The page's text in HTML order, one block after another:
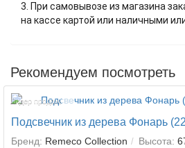
3. При самовывозе из магазина
на кассе картой или наличными
Рекомендуем посмотреть
Лидер продаж!
Подсвечник из дерева Фонарь
Бренд: Remeco Collection Высота: